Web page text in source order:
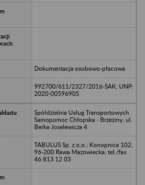
Dokumentacja osobowo-płacowa
992700/611/2327/2016-SAK; UNP:
2020-00596905
Spółdzielnia Usług Transportowych
Samopomoc Chłopska - Brzeziny, ul.
Berka Joselewicza 4
TABULUS Sp. z o.o.; Konopnica 102,
96-200 Rawa Mazowiecka; tel./fax
46 813 12 03